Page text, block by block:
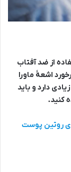
از ضد آفتاب
اشعۀ ماورا
دارد و باید
کنید.
روتین پوست